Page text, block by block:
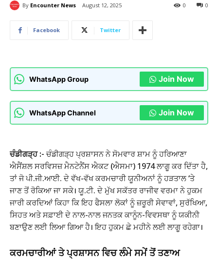
By Encounter News August 12, 2025 0
0
Facebook Twitter
WhatsApp Group Join Now
WhatsApp Channel Join Now
ਚੰਡੀਗੜ੍ਹ :- ਚੰਡੀਗੜ੍ਹ ਪ੍ਰਸ਼ਾਸਨ ਨੇ ਸੋਮਵਾਰ ਸ਼ਾਮ ਨੂੰ ਹਰਿਆਣਾ
ਐਸੈਂਸ਼ਲ ਸਰਵਿਸਜ਼ ਮੈਨਟੇਨੈਂਸ ਐਕਟ (ਐਸਮਾ) 1974 ਲਾਗੂ ਕਰ ਦਿੱਤਾ ਹੈ,
ਤਾਂ ਜੋ ਪੀ.ਜੀ.ਆਈ. ਦੇ ਵੱਖ-ਵੱਖ ਕਰਮਚਾਰੀ ਯੂਨੀਅਨਾਂ ਨੂੰ ਹੜਤਾਲ ‘ਤੇ
ਜਾਣ ਤੋਂ ਰੋਕਿਆ ਜਾ ਸਕੇ। ਯੂ.ਟੀ. ਦੇ ਮੁੱਖ ਸਕੱਤਰ ਰਾਜੀਵ ਵਰਮਾ ਨੇ ਹੁਕਮ
ਜਾਰੀ ਕਰਦਿਆਂ ਕਿਹਾ ਕਿ ਇਹ ਫੈਸਲਾ ਲੋਕਾਂ ਨੂੰ ਜ਼ਰੂਰੀ ਸੇਵਾਵਾਂ, ਸੁਰੱਖਿਆ,
ਸਿਹਤ ਅਤੇ ਸਫ਼ਾਈ ਦੇ ਨਾਲ-ਨਾਲ ਜਨਤਕ ਕਾਨੂੰਨ-ਵਿਵਸਥਾ ਨੂੰ ਯਕੀਨੀ
ਬਣਾਉਣ ਲਈ ਲਿਆ ਗਿਆ ਹੈ। ਇਹ ਹੁਕਮ ਛੇ ਮਹੀਨੇ ਲਈ ਲਾਗੂ ਰਹੇਗਾ।
ਕਰਮਚਾਰੀਆਂ ਤੇ ਪ੍ਰਸ਼ਾਸਨ ਵਿਚ ਲੰਮੇ ਸਮੇਂ ਤੋਂ ਤਣਾਅ